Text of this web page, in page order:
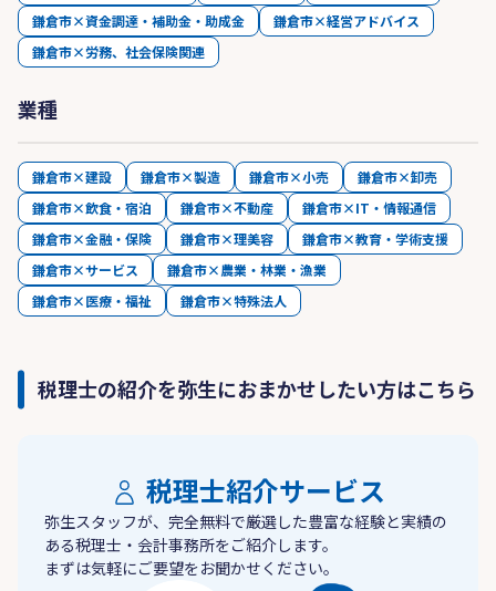
鎌倉市×資金調達・補助金・助成金
鎌倉市×経営アドバイス
鎌倉市×労務、社会保険関連
業種
鎌倉市×建設 鎌倉市×製造 鎌倉市×小売
鎌倉市×卸売
鎌倉市×飲食・宿泊
鎌倉市×不動産
鎌倉市×IT・情報通信
鎌倉市×金融・保険
鎌倉市×理美容
鎌倉市×教育・学術支援
鎌倉市×サービス
鎌倉市×農業・林業・漁業
鎌倉市×医療・福祉
鎌倉市×特殊法人
税理士の紹介を弥生におまかせしたい方はこちら
税理士紹介サービス
弥生スタッフが、完全無料で厳選した豊富な経験と実績の
ある税理士・会計事務所をご紹介します。
まずは気軽にご要望をお聞かせください。